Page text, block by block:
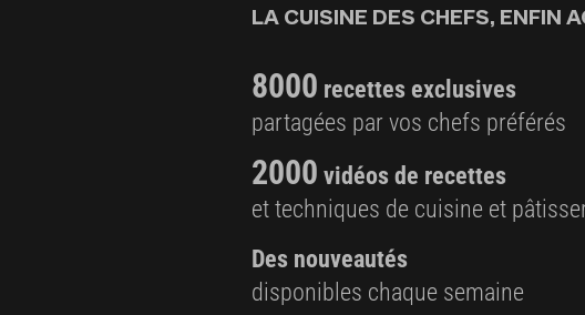
LA CUISINE DES CHEFS, ENFIN
8000 recettes exclusives
partagées par vos chefs préférés
2000 vidéos de recettes
et techniques de cuisine et
Des nouveautés
disponibles chaque semaine